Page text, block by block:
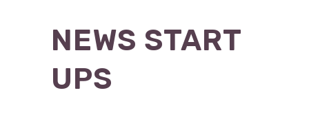
NEWS START
UPS